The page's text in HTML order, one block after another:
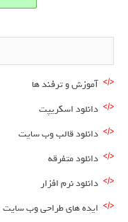
آموزش و ترفند ها
دانلود اسکریپت
دانلود قالب وب سایت
دانلود متفرقه
دانلود نرم افزار
ایده های طراحی وب سایت